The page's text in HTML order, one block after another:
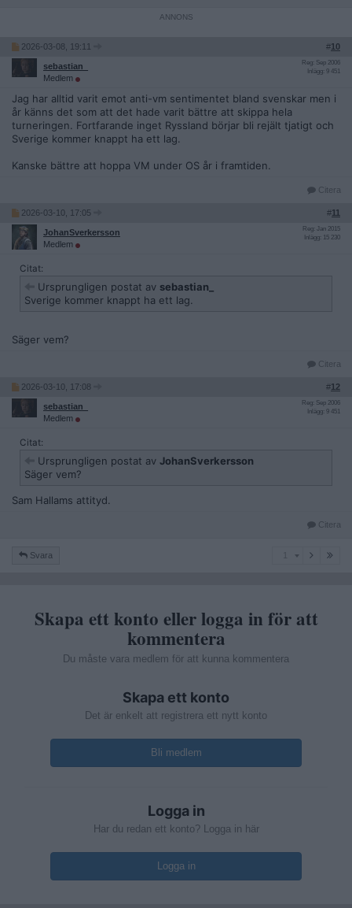
2026-03-08, 19:11 #10
sebastian_
Medlem
Reg: Sep 2006
Inlägg: 9 451
Jag har alltid varit emot anti-vm sentimentet bland svenskar men i
år känns det som att det hade varit bättre att skippa hela
turneringen. Fortfarande inget Ryssland börjar bli rejält tjatigt och
Sverige kommer knappt ha ett lag.
Kanske bättre att hoppa VM under OS år i framtiden.
Citera
2026-03-10, 17:05 #11
JohanSverkersson
Medlem
Reg: Jan 2015
Inlägg: 15 230
Citat:
Ursprungligen postat av sebastian_
Sverige kommer knappt ha ett lag.
Säger vem?
Citera
2026-03-10, 17:08 #12
sebastian_
Medlem
Reg: Sep 2006
Inlägg: 9 451
Citat:
Ursprungligen postat av JohanSverkersson
Säger vem?
Sam Hallams attityd.
Citera
Svara
Skapa ett konto eller logga in för att
kommentera
Du måste vara medlem för att kunna kommentera
Skapa ett konto
Det är enkelt att registrera ett nytt konto
Bli medlem
Logga in
Har du redan ett konto? Logga in här
Logga in